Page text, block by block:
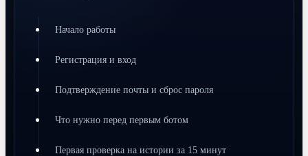
Начало работы
Регистрация и вход
Подтверждение почты и сброс пароля
Что нужно перед первым ботом
Первая проверка на истории за 15 минут